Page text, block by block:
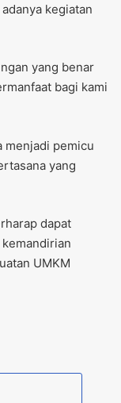
kegiatan
yang benar
bagi kami
menjadi pemicu
yang
dapat
UMKM